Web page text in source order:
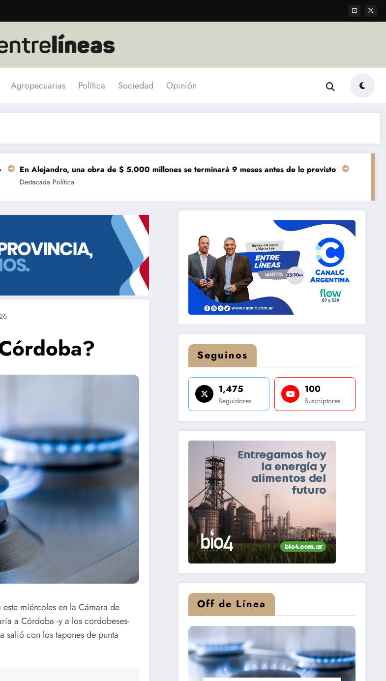
Agropecuarias Política Sociedad Opinión
una obra de $ 5.000 millones se terminará 9 meses antes de lo previsto
Política
«El mundo AgTech
miércoles en la Cámara de
a Córdoba -y a los cordobeses-
con los tapones de punta
Seguinos
1,475
Seguidores
100
Suscriptores
Off de Línea